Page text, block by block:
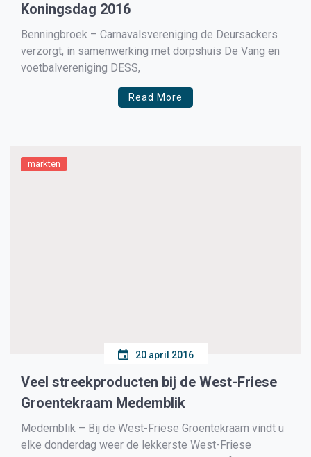
Koningsdag 2016
Benningbroek – Carnavalsvereniging de Deursackers
verzorgt, in samenwerking met dorpshuis De Vang en
voetbalvereniging DESS,
Read More
markten
20 april 2016
Veel streekproducten bij de West-Friese
Groentekraam Medemblik
Medemblik – Bij de West-Friese Groentekraam vindt u
elke donderdag weer de lekkerste West-Friese